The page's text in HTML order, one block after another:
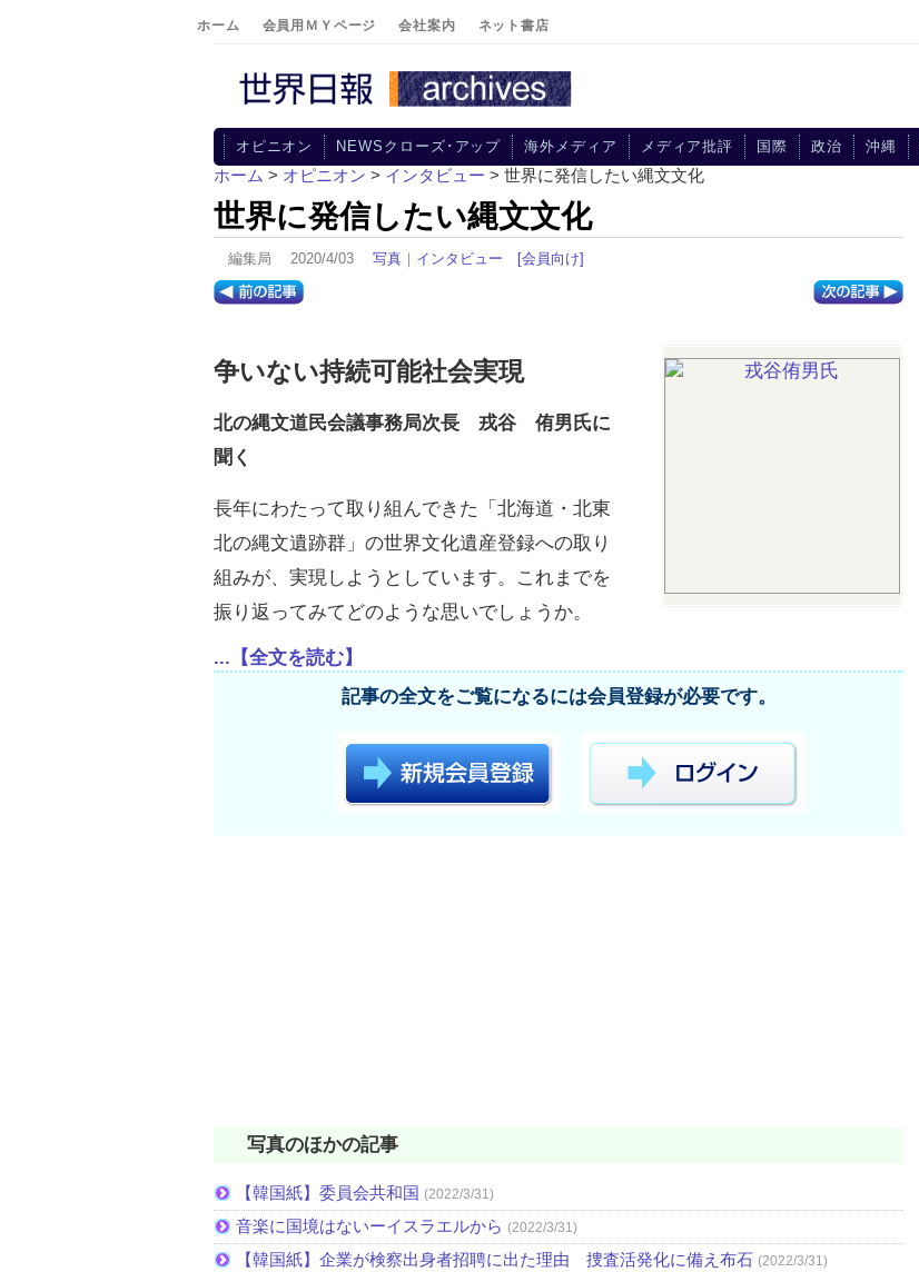
ホーム 会員用ＭＹページ 会社案内 ネット書店
オピニオン NEWSクローズ･アップ 海外メディア メディア批評 国際 政治 沖縄
ホーム > オピニオン > インタビュー > 世界に発信したい縄文文化
世界に発信したい縄文文化
編集局 2020/4/03 写真 ｜ インタビュー [会員向け]
争いない持続可能社会実現
北の縄文道民会議事務局次長 戎谷 侑男氏に
聞く
長年にわたって取り組んできた「北海道・北東
北の縄文遺跡群」の世界文化遺産登録への取り
組みが、実現しようとしています。これまでを
振り返ってみてどのような思いでしょうか。
...【全文を読む】
記事の全文をご覧になるには会員登録が必要です。
写真のほかの記事
【韓国紙】委員会共和国 (2022/3/31)
音楽に国境はないーイスラエルから (2022/3/31)
【韓国紙】企業が検察出身者招聘に出た理由 捜査活発化に備え布石 (2022/3/31)